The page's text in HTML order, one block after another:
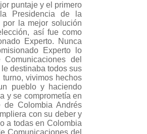
puntaje y el primero
Presidencia de la
por la mejor solución
así fue como
Experto. Nunca
Experto lo
del
destinaba todos sus
vivimos hechos
pueblo y haciendo
y se comprometía en
Colombia Andrés
con su deber y
a todas en Colombia
Comunicaciones del